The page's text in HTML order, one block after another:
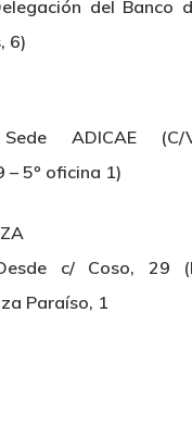
del Banco
6)
ADICAE (C/
– 5º oficina 1)
c/ Coso, 29
Paraíso, 1